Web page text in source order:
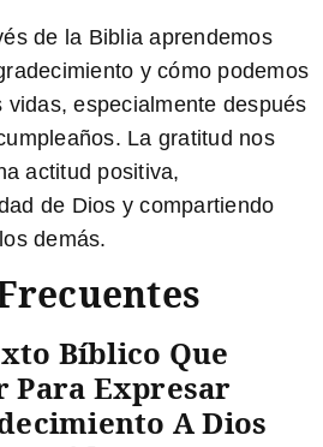
de la Biblia aprendemos
y cómo podemos
especialmente después
La gratitud nos
actitud positiva,
de Dios y compartiendo
demás.
Bíblico Que
Para Expresar
A Dios